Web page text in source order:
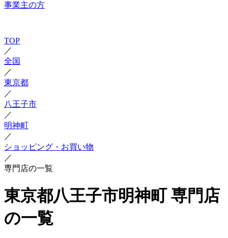
事業主の方
TOP
／
全国
／
東京都
／
八王子市
／
明神町
／
ショッピング・お買い物
／
専門店の一覧
東京都八王子市明神町 専門店
の一覧